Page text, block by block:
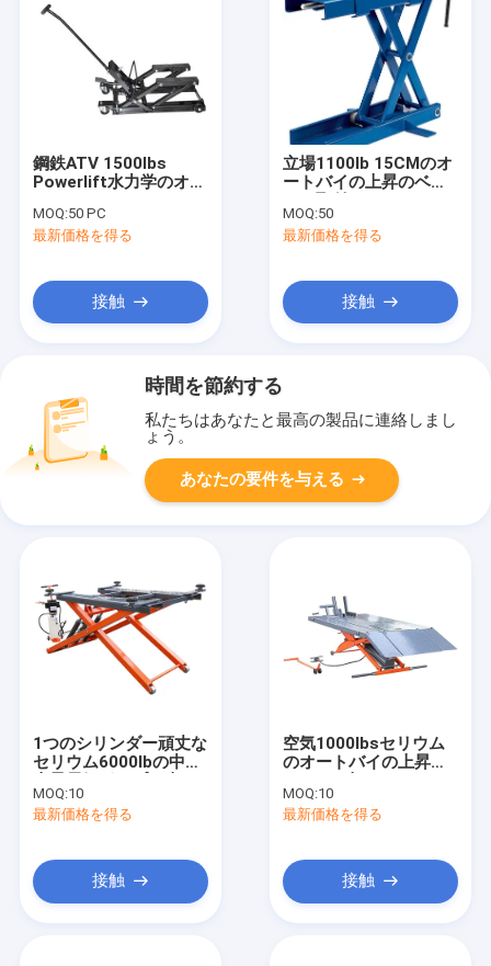
鋼鉄ATV 1500lbs
Powerlift水力学のオー
MOQ:50 PC
最新価格を得る
接触
立場1100lb 15CMのオ
ートバイの上昇のベン
MOQ:50
最新価格を得る
接触
時間を節約する
私たちはあなたと最高の製品に連絡しまし
ょう。
あなたの要件を与える
1つのシリンダー頑丈な
セリウム6000lbの中間
上昇を切る
MOQ:10
最新価格を得る
接触
空気1000lbsセリウム
のオートバイの上昇の
MOQ:10
最新価格を得る
接触